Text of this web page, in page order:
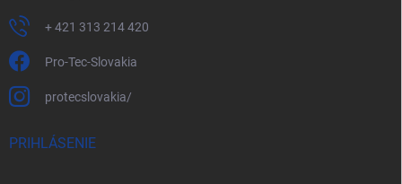
+ 421 313 214 420
Pro-Tec-Slovakia
protecslovakia/
PRIHLÁSENIE